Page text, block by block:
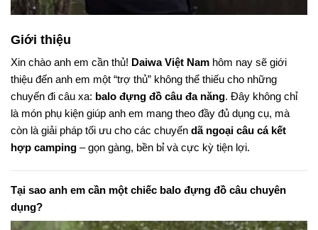
Giới thiệu
Xin chào anh em cần thủ! Daiwa Việt Nam hôm nay sẽ giới
thiệu đến anh em một “trợ thủ” không thể thiếu cho những
chuyến đi câu xa: balo đựng đồ câu đa năng. Đây không chỉ
là món phụ kiện giúp anh em mang theo đầy đủ dụng cụ, mà
còn là giải pháp tối ưu cho các chuyến dã ngoại câu cá kết
hợp camping – gọn gàng, bền bỉ và cực kỳ tiện lợi.
Tại sao anh em cần một chiếc balo đựng đồ câu chuyên
dụng?